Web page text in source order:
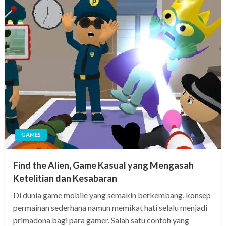
GAMES
Find the Alien, Game Kasual yang Mengasah
Ketelitian dan Kesabaran
Di dunia game mobile yang semakin berkembang, konsep
permainan sederhana namun memikat hati selalu menjadi
primadona bagi para gamer. Salah satu contoh yang